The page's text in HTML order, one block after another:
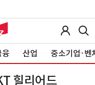
융 산업 중소기업·벤
힐리어드